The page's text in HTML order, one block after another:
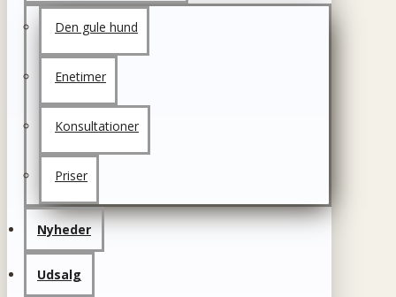
Den gule hund
Enetimer
Konsultationer
Priser
Nyheder
Udsalg